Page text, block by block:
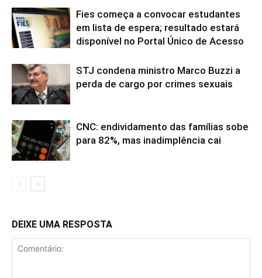
Fies começa a convocar estudantes
em lista de espera; resultado estará
disponível no Portal Único de Acesso
STJ condena ministro Marco Buzzi a
perda de cargo por crimes sexuais
CNC: endividamento das famílias sobe
para 82%, mas inadimplência cai
DEIXE UMA RESPOSTA